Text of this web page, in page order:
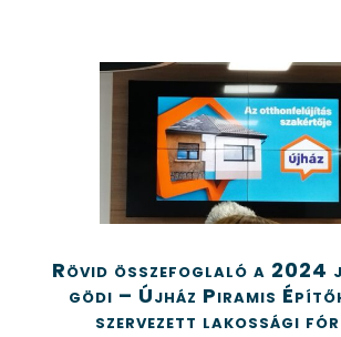
Rövid összefoglaló a 2024
gödi – Újház Piramis
szervezett lakossági